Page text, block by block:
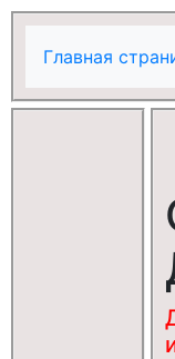
Главная